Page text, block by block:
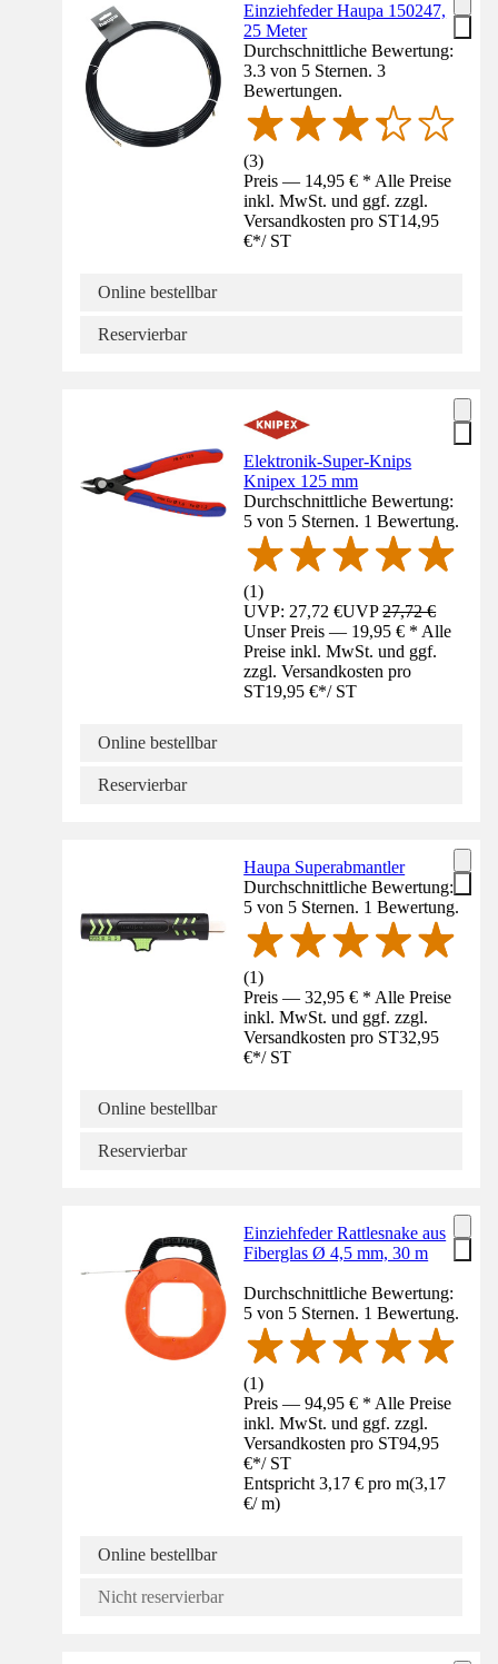
Einziehfeder Haupa 150247,
25 Meter
Durchschnittliche Bewertung:
3.3 von 5 Sternen. 3
Bewertungen.
(3)
Preis — 14,95 € * Alle Preise
inkl. MwSt. und ggf. zzgl.
Versandkosten pro ST14,95
€*/ ST
Online bestellbar
Reservierbar
Elektronik-Super-Knips
Knipex 125 mm
Durchschnittliche Bewertung:
5 von 5 Sternen. 1 Bewertung.
(1)
UVP: 27,72 €UVP27,72 €
Unser Preis — 19,95 € * Alle
Preise inkl. MwSt. und ggf.
zzgl. Versandkosten pro
ST19,95 €*/ ST
Online bestellbar
Reservierbar
Haupa Superabmantler
Durchschnittliche Bewertung:
5 von 5 Sternen. 1 Bewertung.
(1)
Preis — 32,95 € * Alle Preise
inkl. MwSt. und ggf. zzgl.
Versandkosten pro ST32,95
€*/ ST
Online bestellbar
Reservierbar
Einziehfeder Rattlesnake aus
Fiberglas Ø 4,5 mm, 30 m
Durchschnittliche Bewertung:
5 von 5 Sternen. 1 Bewertung.
(1)
Preis — 94,95 € * Alle Preise
inkl. MwSt. und ggf. zzgl.
Versandkosten pro ST94,95
€*/ ST
Entspricht 3,17 € pro m(3,17
€/ m)
Online bestellbar
Nicht reservierbar